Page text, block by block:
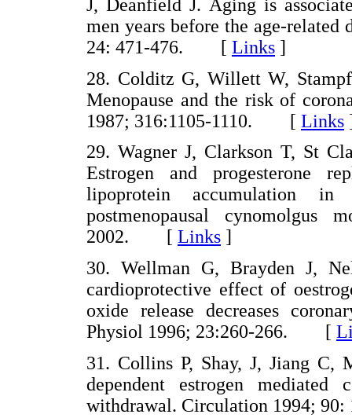
J, Deanfield J. Aging is
men years before the age-
24: 471-476. [ Links ]
28. Colditz G, Willett W,
Menopause and the risk of
1987; 316:1105-1110. [ Links
29. Wagner J, Clarkson T, St
Estrogen and progesterone
lipoprotein accumulation
postmenopausal cynomolgus
2002. [ Links ]
30. Wellman G, Brayden J,
cardioprotective effect of
oxide release decreases
Physiol 1996; 23:260-266. [
31. Collins P, Shay, J, Jiang C,
dependent estrogen mediated
withdrawal. Circulation 1994;